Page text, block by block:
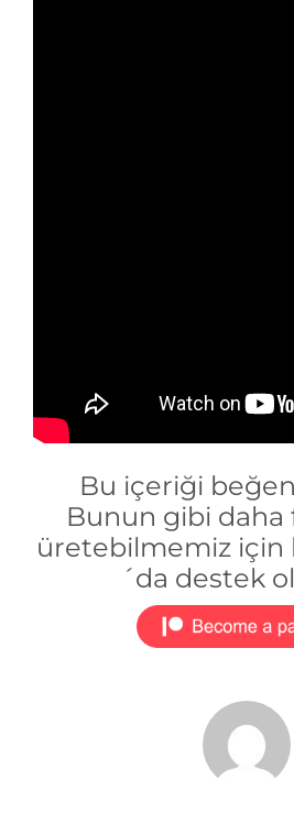
Bu içeriği
Bunun gibi daha
üretebilmemiz için
´da destek